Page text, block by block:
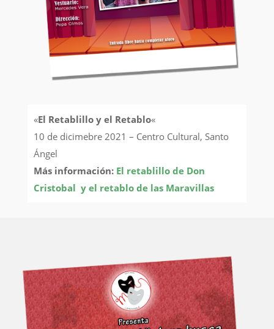
«El Retablillo y el Retablo«
10 de dicimebre 2021 – Centro Cultural, Santo
Ángel
Más información: El retablillo de Don
Cristobal y el retablo de las Maravillas